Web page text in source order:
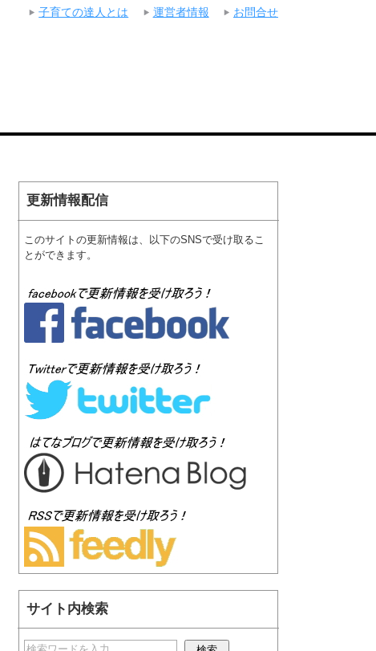
更新情報配信
このサイトの更新情報は、以下のSNSで受け取るこ
とができます。
サイト内検索
子育ての達人とは 運営者情報 お問合せ